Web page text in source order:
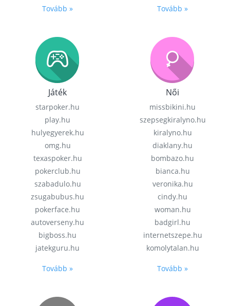
Tovább » Tovább »
Játék
starpoker.hu
play.hu
hulyegyerek.hu
omg.hu
texaspoker.hu
pokerclub.hu
szabadulo.hu
zsugabubus.hu
pokerface.hu
autoverseny.hu
bigboss.hu
jatekguru.hu
Tovább »
Női
missbikini.hu
szepsegkiralyno.hu
kiralyno.hu
diaklany.hu
bombazo.hu
bianca.hu
veronika.hu
cindy.hu
woman.hu
badgirl.hu
internetszepe.hu
komolytalan.hu
Tovább »